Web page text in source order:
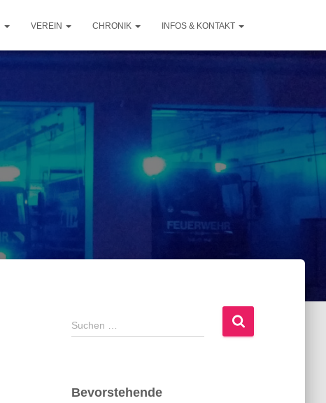
VEREIN CHRONIK INFOS & KONTAKT
S
u
n
Suchen …
Bevorstehende